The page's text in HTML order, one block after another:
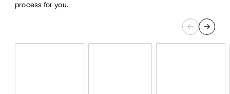
process for you.